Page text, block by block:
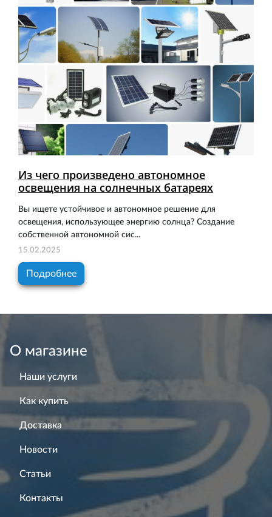
Из чего произведено автономное
освещения на солнечных батареях
Вы ищете устойчивое и автономное решение для
освещения, использующее энергию солнца? Создание
собственной автономной сис...
15.02.2025
Подробнее
О магазине
Наши услуги
Как купить
Доставка
Новости
Статьи
Контакты